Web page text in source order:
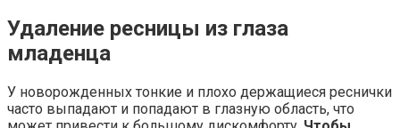
Удаление ресницы из глаза
младенца
У новорожденных тонкие и плохо держащиеся реснички
часто выпадают и попадают в глазную область, что